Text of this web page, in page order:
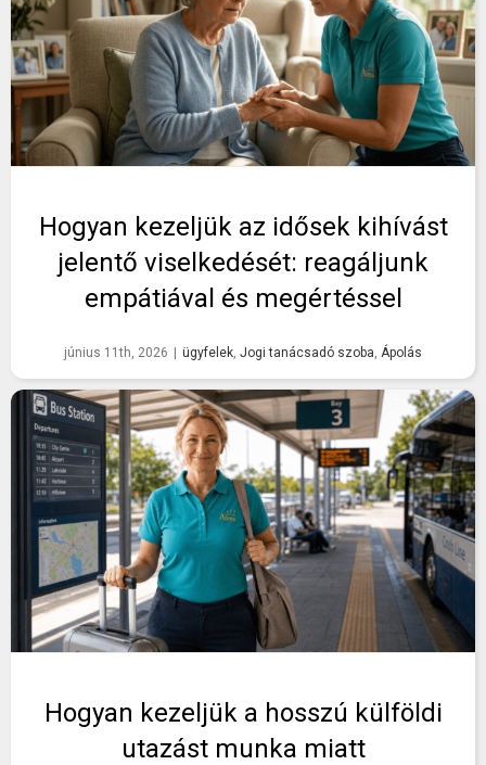
Hogyan kezeljük az idősek kihívást
jelentő viselkedését: reagáljunk
empátiával és megértéssel
június 11th, 2026 ügyfelek, Jogi tanácsadó szoba, Ápolás
Hogyan kezeljük a hosszú külföldi
utazást munka miatt